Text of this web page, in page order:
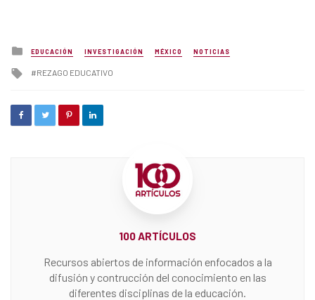
Posted
in
EDUCACIÓN INVESTIGACIÓN MÉXICO NOTICIAS
Tagged
REZAGO EDUCATIVO
100 ARTÍCULOS
Recursos abiertos de información enfocados a la
difusión y contrucción del conocimiento en las
diferentes disciplinas de la educación.